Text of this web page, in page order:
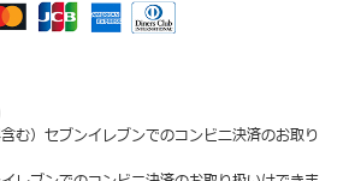
む）セブンイレブンでのコンビニ決済のお取り